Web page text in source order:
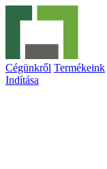
Cégünkről Termékeink
Indítása